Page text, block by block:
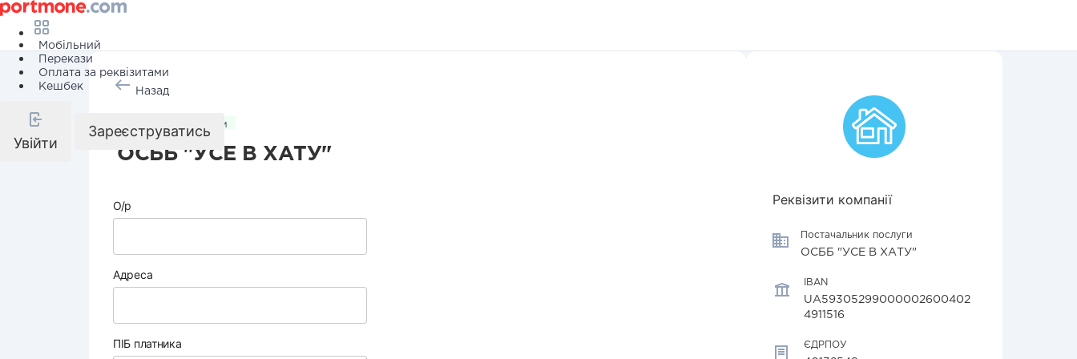
Мобільний
Перекази
Оплата за реквізитами
Кешбек
Увійти
Зареєструватись
Назад
Комунальні послуги
ОСББ "УСЕ В ХАТУ"
О/р
Адреса
ПІБ платника
Реквізити компанії
Постачальник послуги
ОСББ "УСЕ В ХАТУ"
IBAN
UA59305299000002600402
4911516
ЄДРПОУ